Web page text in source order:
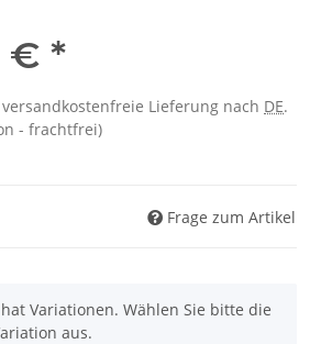
€ *
Lieferung nach DE.
- frachtfrei)
Frage zum Artikel
Variationen. Wählen Sie bitte die
aus.